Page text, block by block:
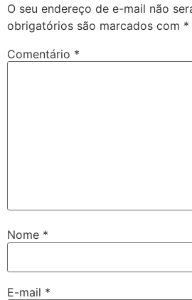
O seu endereço de e-mail não
obrigatórios são marcados com *
Comentário *
Nome *
E-mail *